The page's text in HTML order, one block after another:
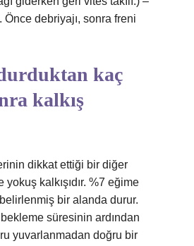
Önce debriyajı, sonra freni
kaç
kalkış
dikkat ettiği bir diğer
kalkışıdır. %7 eğime
bir alanda durur.
süresinin ardından
yuvarlanmadan doğru bir